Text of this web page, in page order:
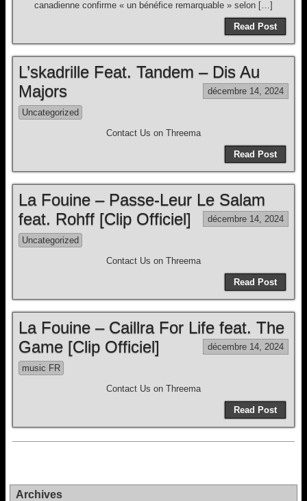
canadienne confirme « un bénéfice remarquable » selon […]
Read Post
L’skadrille Feat. Tandem – Dis Au
Majors
décembre 14, 2024
Uncategorized
Contact Us on Threema
Read Post
La Fouine – Passe-Leur Le Salam
feat. Rohff [Clip Officiel]
décembre 14, 2024
Uncategorized
Contact Us on Threema
Read Post
La Fouine – Caillra For Life feat. The
Game [Clip Officiel]
décembre 14, 2024
music FR
Contact Us on Threema
Read Post
Archives